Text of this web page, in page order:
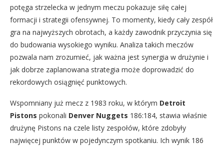
potęga strzelecka w jednym meczu pokazuje siłę całej
formacji i strategii ofensywnej. To momenty, kiedy cały zespół
gra na najwyższych obrotach, a każdy zawodnik przyczynia się
do budowania wysokiego wyniku. Analiza takich meczów
pozwala nam zrozumieć, jak ważna jest synergia w drużynie i
jak dobrze zaplanowana strategia może doprowadzić do
rekordowych osiągnięć punktowych.
Wspomniany już mecz z 1983 roku, w którym Detroit
Pistons pokonali Denver Nuggets 186:184, stawia właśnie
drużynę Pistons na czele listy zespołów, które zdobyły
najwięcej punktów w pojedynczym spotkaniu. Ich wynik 186